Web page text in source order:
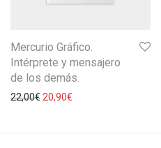
Mercurio Gráfico.
Intérprete y mensajero
de los demás.
22,00€20,90€